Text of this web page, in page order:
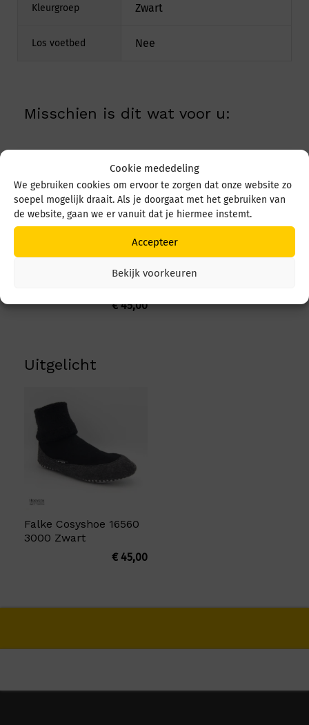
Cookie mededeling
We gebruiken cookies om ervoor te zorgen dat onze website zo
soepel mogelijk draait. Als je doorgaat met het gebruiken van
de website, gaan we er vanuit dat je hiermee instemt.
Accepteer
Bekijk voorkeuren
Kleurgroep Zwart
Los voetbed Nee
Misschien is dit wat voor u:
Falke Cosyshoe 16560
€45,00
Uitgelicht
Falke Cosyshoe 16560
3000 Zwart
€45,00